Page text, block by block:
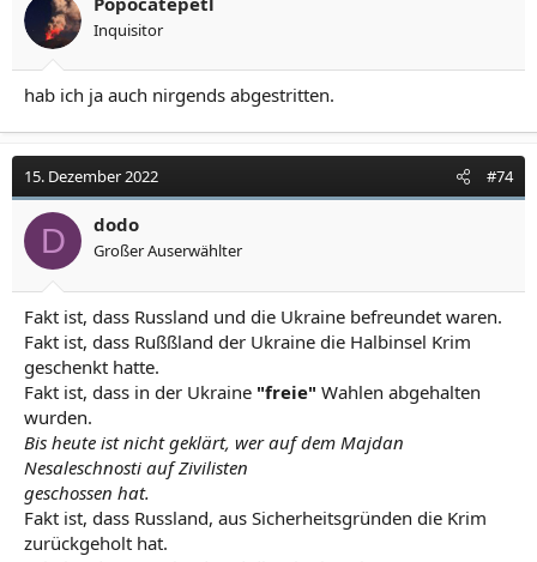
Inquisitor
hab ich ja auch nirgends abgestritten.
15. Dezember 2022 #74
D dodo
Großer Auserwählter
Fakt ist, dass Russland und die Ukraine befreundet waren.
Fakt ist, dass Rußßland der Ukraine die Halbinsel Krim
geschenkt hatte.
Fakt ist, dass in der Ukraine "freie" Wahlen abgehalten
wurden.
Bis heute ist nicht geklärt, wer auf dem Majdan
Nesaleschnosti auf Zivilisten
geschossen hat.
Fakt ist, dass Russland, aus Sicherheitsgründen die Krim
zurückgeholt hat.